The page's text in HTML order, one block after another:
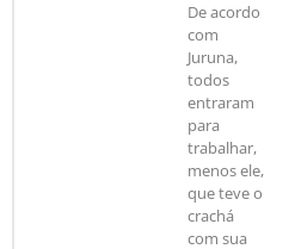
De acordo
com
Juruna,
todos
entraram
para
trabalhar,
menos ele,
que teve o
crachá
com sua